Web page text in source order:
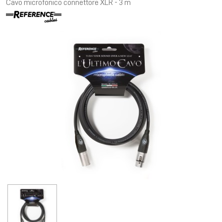
Cavo microfonico connettore XLR - 3 m